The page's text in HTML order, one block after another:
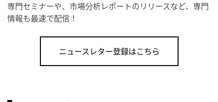
専門セミナーや、市場分析レポートのリリースなど、専門
情報も最速で配信！
ニュースレター登録はこちら